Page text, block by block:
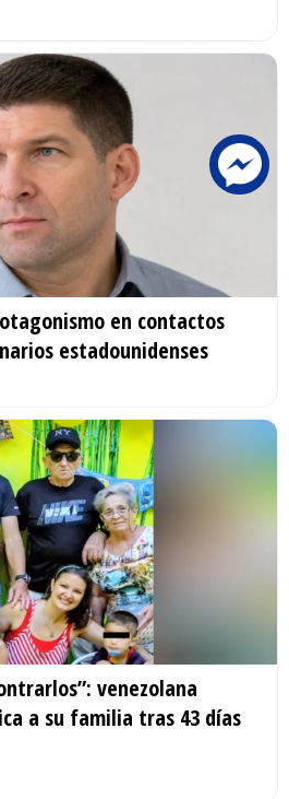
en contactos
estadounidenses
venezolana
a su familia tras 43 días